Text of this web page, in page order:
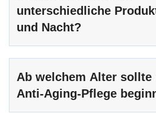
unterschiedliche
und Nacht?
Ab welchem Alter sollte
Anti-Aging-Pflege